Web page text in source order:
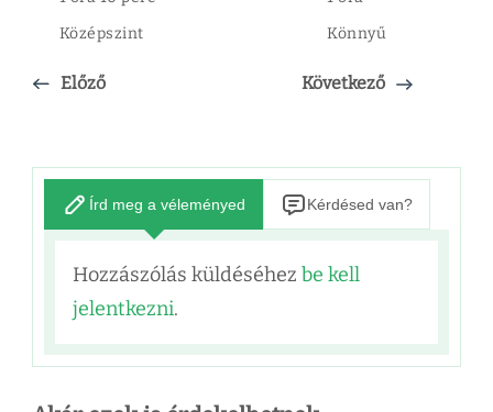
Középszint
Előző
Könnyű
Következő
Írd meg a véleményed Kérdésed van?
Hozzászólás küldéséhez be kell
jelentkezni.